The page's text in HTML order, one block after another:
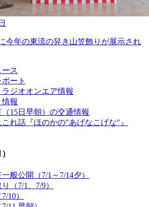
今年の東流の舁き山笠飾りが展示され
ス
ート
ラジオオンエア情報
報
15日早朝）の交通情報
れ話『ほのかの"あげなこげな"』
般公開（7/1～7/14夕）
（7/1、7/9）
10）